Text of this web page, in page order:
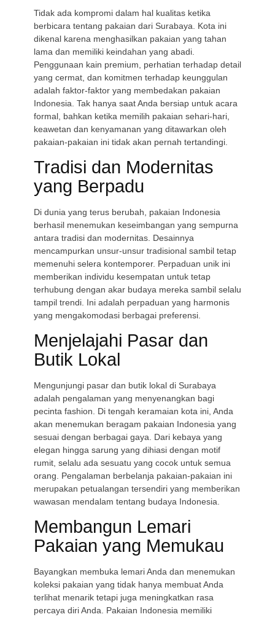
Tidak ada kompromi dalam hal kualitas ketika
berbicara tentang pakaian dari Surabaya. Kota ini
dikenal karena menghasilkan pakaian yang tahan
lama dan memiliki keindahan yang abadi.
Penggunaan kain premium, perhatian terhadap detail
yang cermat, dan komitmen terhadap keunggulan
adalah faktor-faktor yang membedakan pakaian
Indonesia. Tak hanya saat Anda bersiap untuk acara
formal, bahkan ketika memilih pakaian sehari-hari,
keawetan dan kenyamanan yang ditawarkan oleh
pakaian-pakaian ini tidak akan pernah tertandingi.
Tradisi dan Modernitas
yang Berpadu
Di dunia yang terus berubah, pakaian Indonesia
berhasil menemukan keseimbangan yang sempurna
antara tradisi dan modernitas. Desainnya
mencampurkan unsur-unsur tradisional sambil tetap
memenuhi selera kontemporer. Perpaduan unik ini
memberikan individu kesempatan untuk tetap
terhubung dengan akar budaya mereka sambil selalu
tampil trendi. Ini adalah perpaduan yang harmonis
yang mengakomodasi berbagai preferensi.
Menjelajahi Pasar dan
Butik Lokal
Mengunjungi pasar dan butik lokal di Surabaya
adalah pengalaman yang menyenangkan bagi
pecinta fashion. Di tengah keramaian kota ini, Anda
akan menemukan beragam pakaian Indonesia yang
sesuai dengan berbagai gaya. Dari kebaya yang
elegan hingga sarung yang dihiasi dengan motif
rumit, selalu ada sesuatu yang cocok untuk semua
orang. Pengalaman berbelanja pakaian-pakaian ini
merupakan petualangan tersendiri yang memberikan
wawasan mendalam tentang budaya Indonesia.
Membangun Lemari
Pakaian yang Memukau
Bayangkan membuka lemari Anda dan menemukan
koleksi pakaian yang tidak hanya membuat Anda
terlihat menarik tetapi juga meningkatkan rasa
percaya diri Anda. Pakaian Indonesia memiliki